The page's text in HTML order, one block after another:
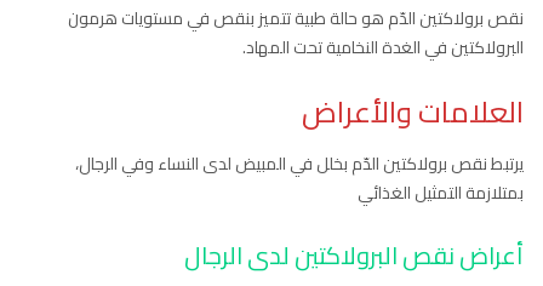
نقص برولاكتين الدّم هو حالة طبية تتميز بنقص في مستويات هرمون
البرولاكتين في الغدة النخامية تحت المهاد.
العلامات والأعراض
يرتبط نقص برولاكتين الدّم بخلل في المبيض لدى النساء وفي الرجال،
بمتلازمة التمثيل الغذائي
أعراض نقص البرولاكتين لدى الرجال